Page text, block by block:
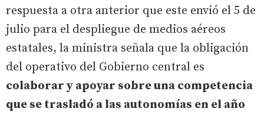
respuesta a otra anterior que este envió el 5 de
julio para el despliegue de medios aéreos
estatales, la ministra señala que la obligación
del operativo del Gobierno central es
colaborar y apoyar sobre una competencia
que se trasladó a las autonomías en el año